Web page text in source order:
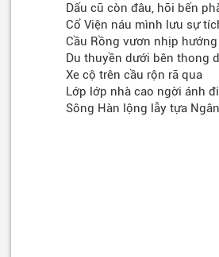
Dấu cũ còn đâu, hỡi bến
Cổ Viện náu mình lưu sự
Cầu Rồng vươn nhịp
Du thuyền dưới bên thong
Xe cộ trên cầu rộn rã qua
Lớp lớp nhà cao ngời ánh
Sông Hàn lộng lẫy tựa